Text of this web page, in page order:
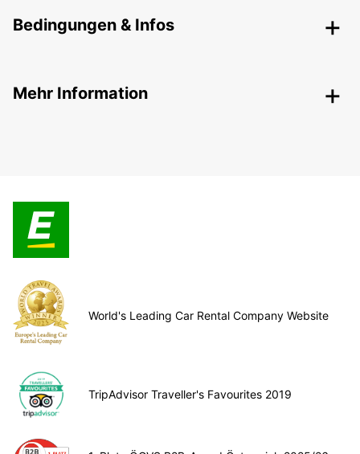
Bedingungen & Infos
Mehr Information
World's Leading Car Rental Company Website
TripAdvisor Traveller's Favourites 2019